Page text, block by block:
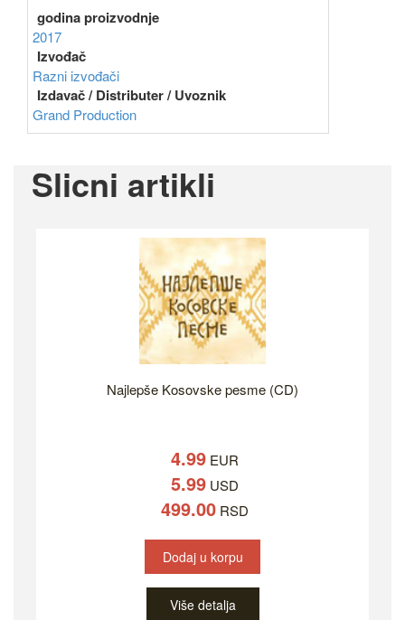
godina proizvodnje
2017
Izvođač
Razni izvođači
Izdavač / Distributer / Uvoznik
Grand Production
Slicni artikli
Najlepše Kosovske pesme (CD)
4.99 EUR
5.99 USD
499.00 RSD
Dodaj u korpu
Više detalja